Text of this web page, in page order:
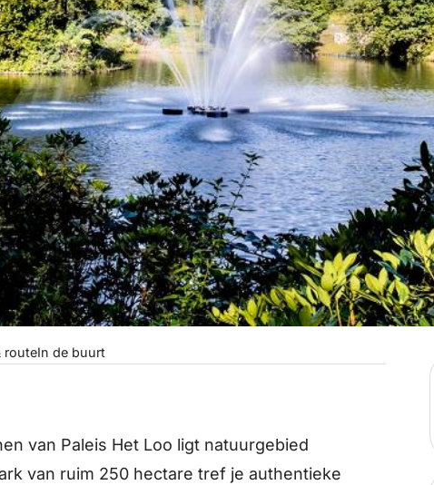
routeIn de buurt
van Paleis Het Loo ligt natuurgebied
van ruim 250 hectare tref je authentieke